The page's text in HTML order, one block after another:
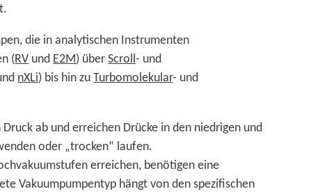
die in analytischen Instrumenten
(RV und E2M) überScroll- und
nXLi) bis hin zuTurbomolekular- und
ab und erreichen Drücke in den niedrigen und
oder „trocken“ laufen.
erreichen, benötigen eine
Vakuumpumpentyp hängt von den spezifischen